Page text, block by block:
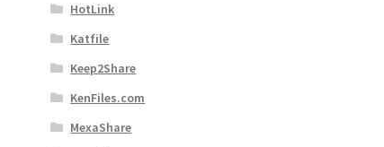
HotLink
Katfile
Keep2Share
KenFiles.com
MexaShare